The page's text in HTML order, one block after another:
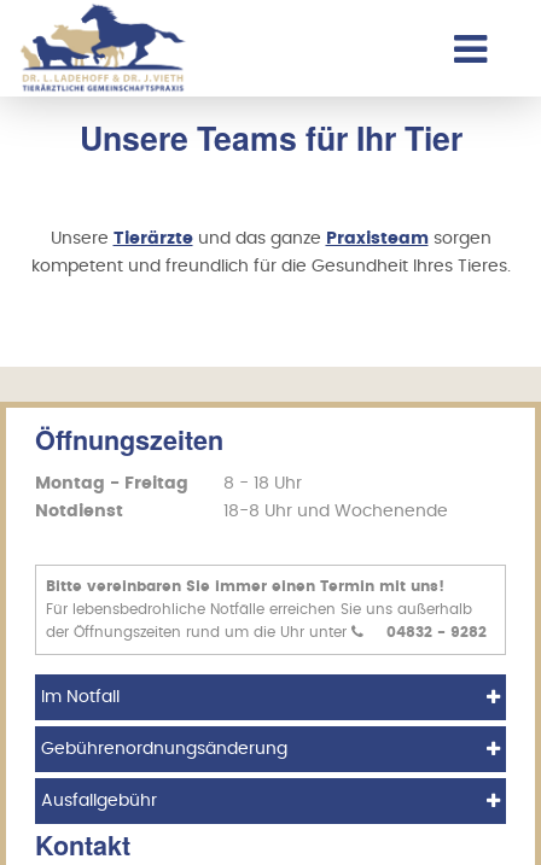
Unsere Teams für Ihr Tier
Unsere Tierärzteund das ganze Praxisteam sorgen
kompetent und freundlich für die Gesundheit Ihres Tieres.
Öffnungszeiten
Montag - Freitag
8 - 18 Uhr
Notdienst
18-8 Uhr und Wochenende
Bitte vereinbaren Sie immer einen Termin mit uns!
Für lebensbedrohliche Notfälle erreichen Sie uns außerhalb
der Öffnungszeiten rund um die Uhr unter
04832 - 9282
Im Notfall
Gebührenordnungsänderung
Ausfallgebühr
Kontakt